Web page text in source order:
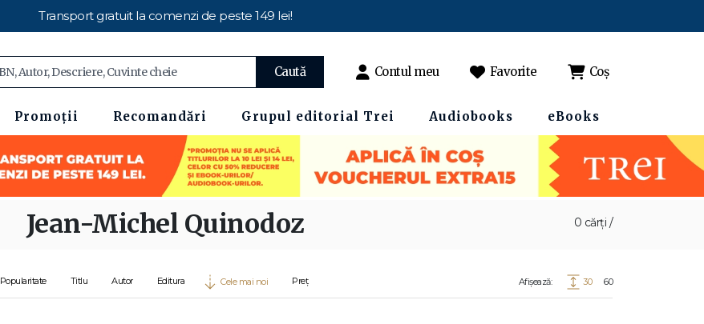
Transport gratuit la comenzi de peste 149 lei!
Caută Contul meu Favorite Coș
Promoții Recomandări Grupul editorial Trei Audiobooks eBooks
0 cărți /
Jean-Michel Quinodoz
Popularitate Titlu Autor Editura Cele mai noi Preț Afișează: 30 60